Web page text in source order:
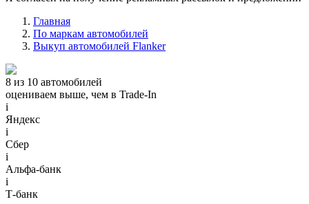
Главная
По маркам автомобилей
Выкуп автомобилей Flanker
8 из 10 автомобилей
оцениваем выше, чем в Trade‑In
i
Яндекс
i
Сбер
i
Альфа-банк
i
Т-банк